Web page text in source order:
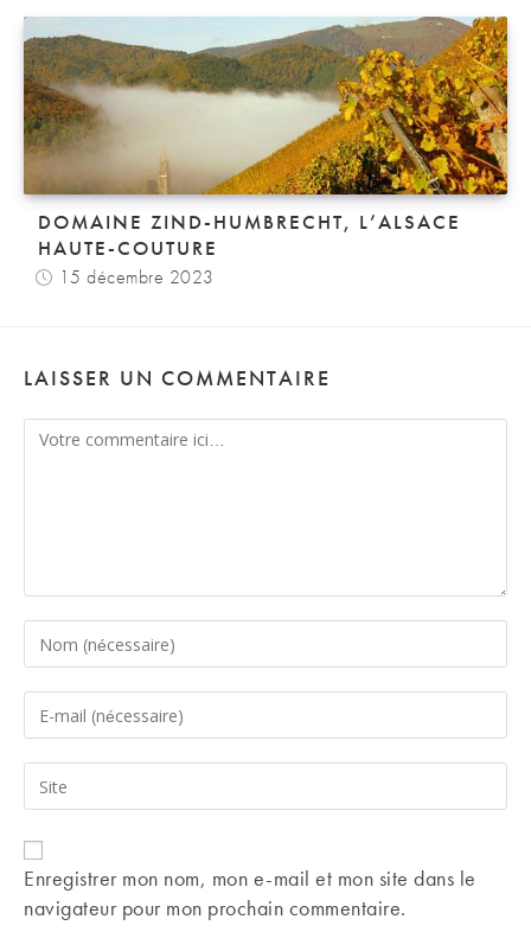
DOMAINE ZIND-HUMBRECHT, L’ALSACE
HAUTE-COUTURE
15 décembre 2023
LAISSER UN COMMENTAIRE
Comment
Enter
your
name
comment
Enter
your
email
address
comment
Saisir
l’URL
de
votre
(facultatif)
Enregistrer mon nom, mon e-mail et mon site dans le
navigateur pour mon prochain commentaire.